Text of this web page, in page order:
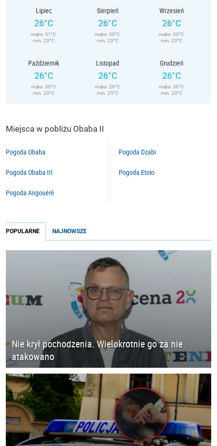
Lipiec
26°C
maks. 31°C
min. 23°C
Sierpień
26°C
maks. 30°C
min. 23°C
Wrzesień
26°C
maks. 30°C
min. 23°C
Październik
26°C
maks. 30°C
min. 23°C
Listopad
26°C
maks. 29°C
min. 23°C
Grudzień
26°C
maks. 30°C
min. 23°C
Miejsca w pobliżu Obaba II
Pogoda Obaba
Pogoda Obaba III
Pogoda Angouéré
Pogoda Dzabi
Pogoda Etolo
POPULARNE NAJNOWSZE
Nie krył pochodzenia. Wielokrotnie go za nie
atakowano